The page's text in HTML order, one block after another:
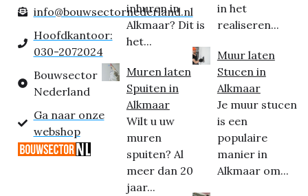
info@bouwsectornederland.nl
Hoofdkantoor:
030-2072024
Bouwsector
Nederland
Ga naar onze
webshop
inhuren in
Alkmaar? Dit is
het...
Muren laten
Spuiten in
Alkmaar
Wilt u uw
muren
spuiten? Al
meer dan 20
jaar...
in het
realiseren...
Muur laten
Stucen in
Alkmaar
Je muur stucen
is een
populaire
manier in
Alkmaar om...